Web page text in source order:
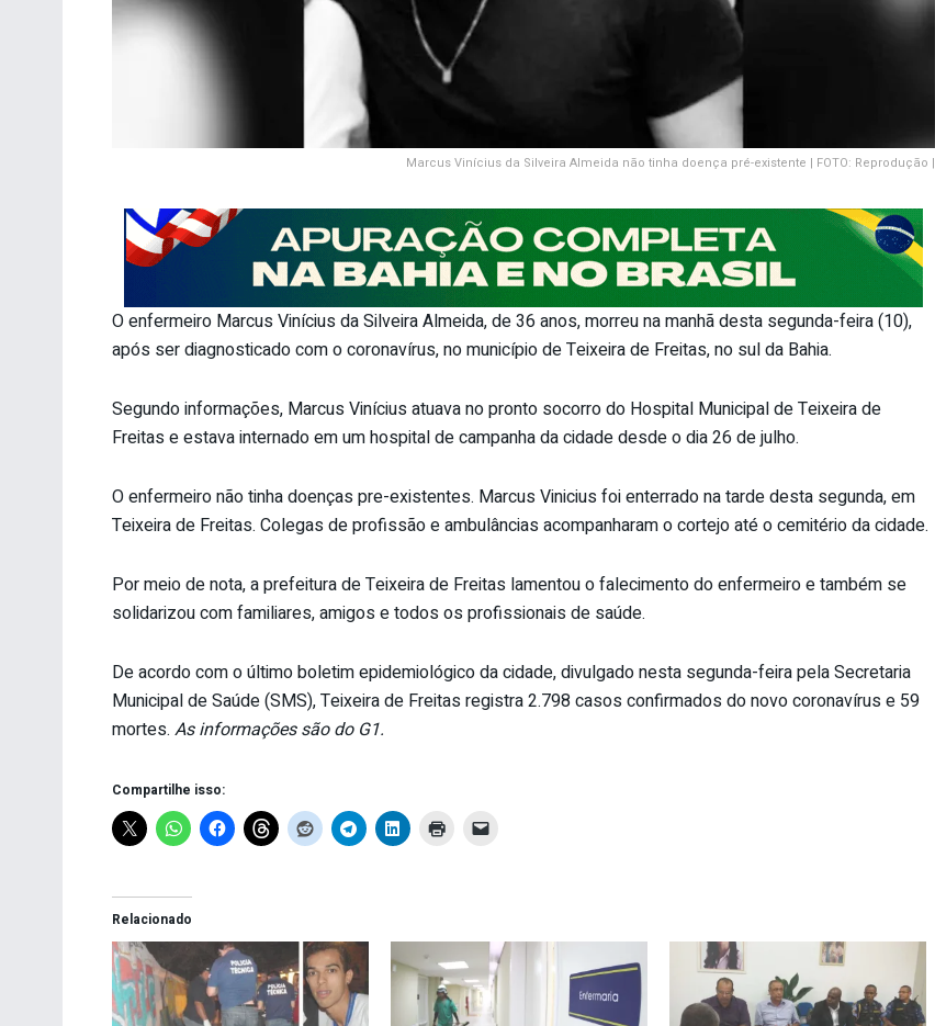
Marcus Vinícius da Silveira Almeida não tinha doença pré-existente | FOTO: Reprodução |
O enfermeiro Marcus Vinícius da Silveira Almeida, de 36 anos, morreu na manhã desta segunda-feira (10),
após ser diagnosticado com o coronavírus, no município de Teixeira de Freitas, no sul da Bahia.
Segundo informações, Marcus Vinícius atuava no pronto socorro do Hospital Municipal de Teixeira de
Freitas e estava internado em um hospital de campanha da cidade desde o dia 26 de julho.
O enfermeiro não tinha doenças pre-existentes. Marcus Vinicius foi enterrado na tarde desta segunda, em
Teixeira de Freitas. Colegas de profissão e ambulâncias acompanharam o cortejo até o cemitério da cidade.
Por meio de nota, a prefeitura de Teixeira de Freitas lamentou o falecimento do enfermeiro e também se
solidarizou com familiares, amigos e todos os profissionais de saúde.
De acordo com o último boletim epidemiológico da cidade, divulgado nesta segunda-feira pela Secretaria
Municipal de Saúde (SMS), Teixeira de Freitas registra 2.798 casos confirmados do novo coronavírus e 59
mortes. As informações são do G1.
Compartilhe isso:
Relacionado